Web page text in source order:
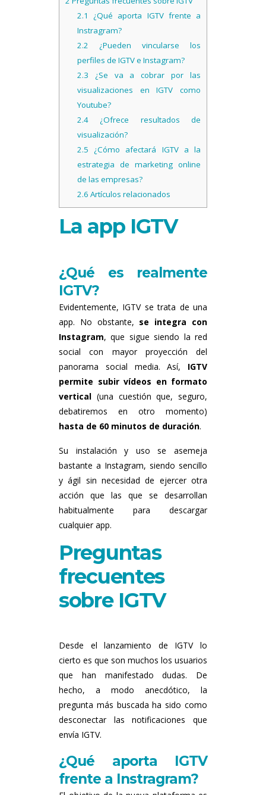
2.1
¿Qué aporta IGTV frente a
Instragram?
2.2 ¿Pueden vincularse los
perfiles de IGTV e Instagram?
2.3 ¿Se va a cobrar por las
visualizaciones en IGTV como
Youtube?
2.4¿Ofrece resultados de
visualización?
2.5 ¿Cómo afectará IGTV a la
estrategia de marketing online
de las empresas?
2.6 Artículos relacionados
La app IGTV
¿Qué es realmente
IGTV?
Evidentemente, IGTV se trata de una
app. No obstante, se integra con
Instagram, que sigue siendo la red
social con mayor proyección del
panorama social media. Así, IGTV
permite subir vídeos en formato
vertical (una cuestión que, seguro,
debatiremos en otro momento)
hasta de 60 minutos de duración.
Su instalación y uso se asemeja
bastante a Instagram, siendo sencillo
y ágil sin necesidad de ejercer otra
acción que las que se desarrollan
habitualmente para descargar
cualquier app.
Preguntas
frecuentes
sobre IGTV
Desde el lanzamiento de IGTV lo
cierto es que son muchos los usuarios
que han manifestado dudas. De
hecho, a modo anecdótico, la
pregunta más buscada ha sido como
desconectar las notificaciones que
envía IGTV.
¿Qué aporta IGTV
frente a Instragram?